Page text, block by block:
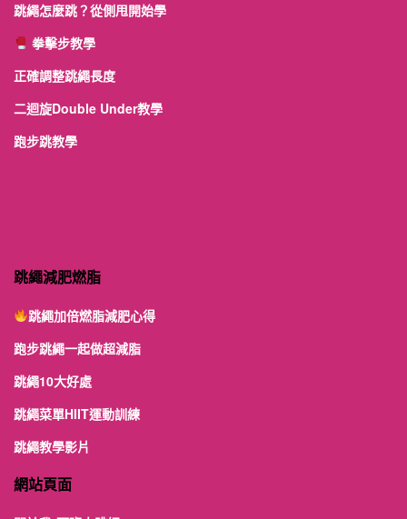
跳繩怎麼跳？從側甩開始學
拳擊步教學
正確調整跳繩長度
二迴旋Double Under教學
跑步跳教學
跳繩減肥燃脂
跳繩加倍燃脂減肥心得
跑步跳繩一起做超減脂
跳繩10大好處
跳繩菜單HIIT運動訓練
跳繩教學影片
網站頁面